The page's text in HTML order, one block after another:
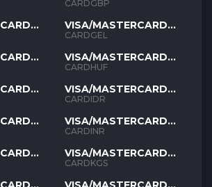
GBP
CARDGBP
VISA/MASTERCARD
GEL
CARDGEL
VISA/MASTERCARD
HUF
CARDHUF
VISA/MASTERCARD
IDR
CARDIDR
VISA/MASTERCARD
INR
CARDINR
VISA/MASTERCARD
KGS
CARDKGS